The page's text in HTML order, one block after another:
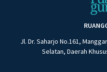
Jl. Dr. Saharjo No.161,
Selatan, Daerah